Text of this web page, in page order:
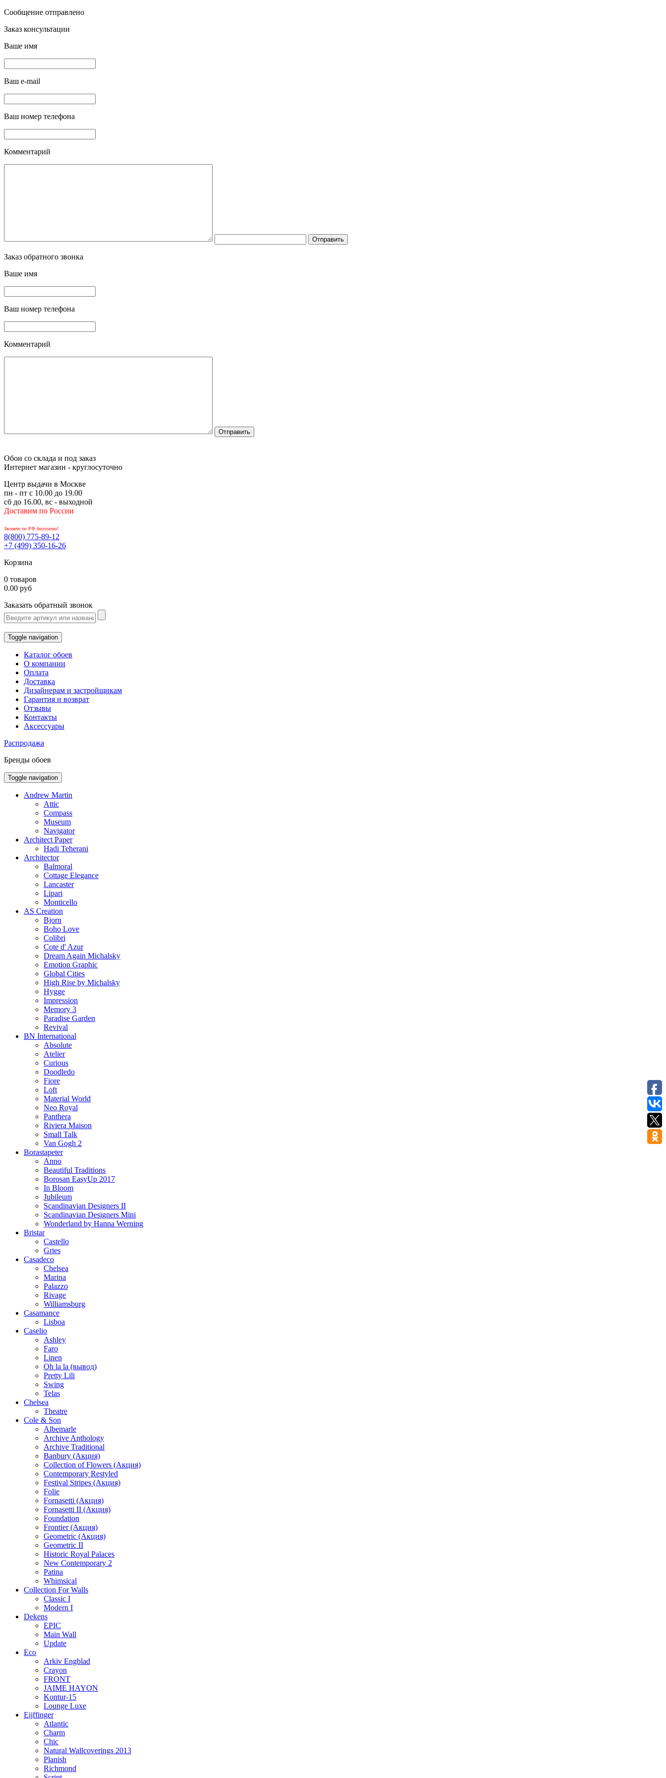
Сообщение отправлено
Заказ консультации
Ваше имя
Ваш e-mail
Ваш номер телефона
Комментарий
Заказ обратного звонка
Ваше имя
Ваш номер телефона
Комментарий
Обои со склада и под заказ
Интернет магазин - круглосуточно
Центр выдачи в Москве
пн - пт с 10.00 до 19.00
сб до 16.00, вс - выходной
Доставим по России
Звоните по РФ бесплатно!
8(800) 775-89-12
+7 (499) 350-16-26
Корзина
0 товаров
0.00 руб
Заказать обратный звонок
Toggle navigation
Каталог обоев
О компании
Оплата
Доставка
Дизайнерам и застройщикам
Гарантия и возврат
Отзывы
Контакты
Аксессуары
Распродажа
Бренды обоев
Toggle navigation
Andrew Martin
Attic
Compass
Museum
Navigator
Architect Paper
Hadi Teherani
Architector
Balmoral
Cottage Elegance
Lancaster
Lipari
Monticello
AS Creation
Bjorn
Boho Love
Colibri
Cote d' Azur
Dream Again Michalsky
Emotion Graphic
Global Cities
High Rise by Michalsky
Hygge
Impression
Memory 3
Paradise Garden
Revival
BN International
Absolute
Atelier
Curious
Doodledo
Fiore
Loft
Material World
Neo Royal
Panthera
Riviera Maison
Small Talk
Van Gogh 2
Borastapeter
Anno
Beautiful Traditions
Borosan EasyUp 2017
In Bloom
Jubileum
Scandinavian Designers II
Scandinavian Designers Mini
Wonderland by Hanna Werning
Bristar
Castello
Gries
Casadeco
Chelsea
Marina
Palazzo
Rivage
Williamsburg
Casamance
Lisboa
Caselio
Ashley
Faro
Linen
Oh la la (вывод)
Pretty Lili
Swing
Telas
Chelsea
Theatre
Cole & Son
Albemarle
Archive Anthology
Archive Traditional
Banbury (Акция)
Collection of Flowers (Акция)
Contemporary Restyled
Festival Stripes (Акция)
Folie
Fornasetti (Акция)
Fornasetti II (Акция)
Foundation
Frontier (Акция)
Geometric (Акция)
Geometric II
Historic Royal Palaces
New Contemporary 2
Patina
Whimsical
Collection For Walls
Classic I
Modern I
Dekens
EPIC
Main Wall
Update
Eco
Arkiv Engblad
Crayon
FRONT
JAIME HAYON
Kontur-15
Lounge Luxe
Eijffinger
Atlantic
Charm
Chic
Natural Wallcoverings 2013
Planish
Richmond